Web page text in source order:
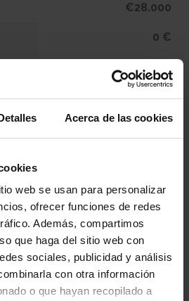
Acerca de las cookies
web se usan para personalizar
ofrecer funciones de redes
Además, compartimos
que haga del sitio web con
sociales, publicidad y análisis
con otra información
o que hayan recopilado a
€28.000
0 €
0 €
367.400 €